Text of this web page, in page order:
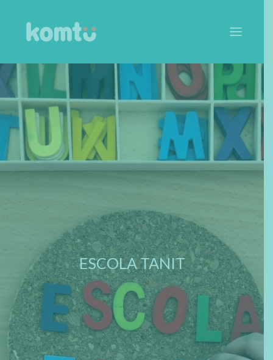
SOBRE EL PROGRAMA
QUÈ OFERIM
COM HO FEM
ARTICLES
CONTACTA
ESPAI DIGITAL
CATALÀ
ESPAÑOL
ESCOLA TANIT